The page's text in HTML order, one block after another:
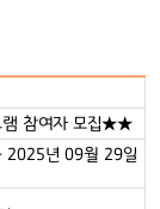
램 참여자 모집★★
2025년 09월 29일